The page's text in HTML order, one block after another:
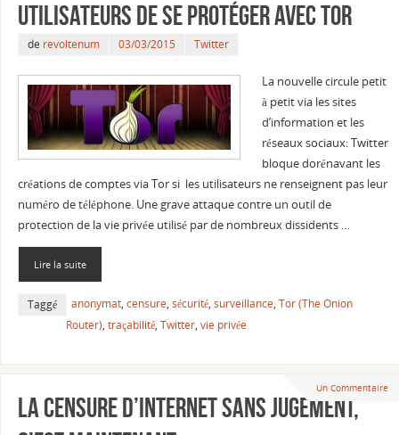
utilisateurs de se protéger avec Tor
de revoltenum 03/03/2015 Twitter
La nouvelle circule petit
à petit via les sites
d’information et les
réseaux sociaux: Twitter
bloque dorénavant les
créations de comptes via Tor si les utilisateurs ne renseignent pas leur
numéro de téléphone. Une grave attaque contre un outil de
protection de la vie privée utilisé par de nombreux dissidents …
Lire la suite
Taggé anonymat, censure, sécurité, surveillance, Tor (The Onion
Router), traçabilité, Twitter, vie privée
Un Commentaire
La censure d’Internet sans jugement,